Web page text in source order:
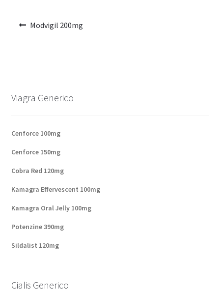
Contacts
Méthodes d’expédition
Modes de paiement
Mentions Légales
Modvigil 200mg
Viagra Generico
Cenforce 100mg
Cenforce 150mg
Cobra Red 120mg
Kamagra Effervescent 100mg
Kamagra Oral Jelly 100mg
Potenzine 390mg
Sildalist 120mg
Cialis Generico